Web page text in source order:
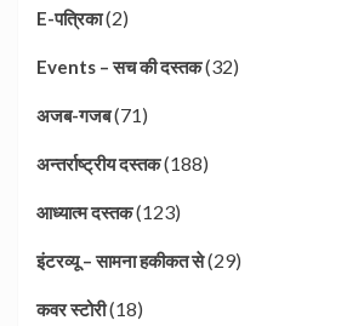
E-पत्रिका(2)
Events – सच की दस्तक(32)
अजब-गजब(71)
अन्तर्राष्ट्रीय दस्तक(188)
आध्यात्म दस्तक(123)
इंटरव्यू – सामना हकीकत से(29)
कवर स्टोरी(18)